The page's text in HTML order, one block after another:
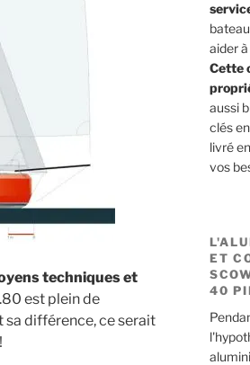
techniques et
est plein de
sa différence, ce serait
aider
Cette
aussi
clés
livré
vos
ET
40